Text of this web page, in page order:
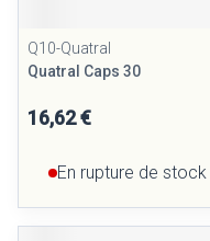
Q10-Quatral
Quatral Caps 30
16,62 €
En rupture de stock